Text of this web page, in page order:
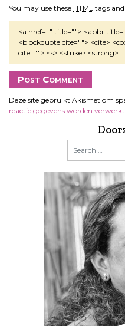
You may use these HTML tags
<a href="" title=""> <abbr
<blockquote cite=""> <cite>
cite=""> <s> <strike> <strong>
Deze site gebruikt Akismet om
reactie gegevens worden verwerkt